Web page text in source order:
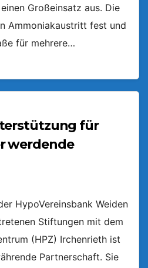
Großeinsatz aus. Die
Ammoniakaustritt fest und
für mehrere…
für
werdende
HypoVereinsbank Weiden
Stiftungen mit dem
(HPZ) Irchenrieth ist
Partnerschaft. Sie